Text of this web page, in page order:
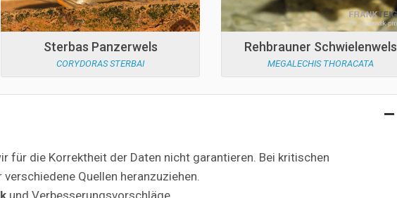
Sterbas Panzerwels
CORYDORAS STERBAI
Rehbrauner Schwielenwels
MEGALECHIS THORACATA
für die Korrektheit der Daten nicht garantieren. Bei kritischen
Quellen heranzuziehen.
und Verbesserungsvorschläge.